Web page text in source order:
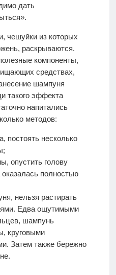
дать
чешуйки из которых
раскрываются.
компоненты,
средствах,
шампуня
такого эффекта
напитались
влагой, существует несколько методов׃
постоять несколько
опустить голову
полностью
нельзя растирать
Едва ощутимыми
шампунь
круговыми
Затем также бережно